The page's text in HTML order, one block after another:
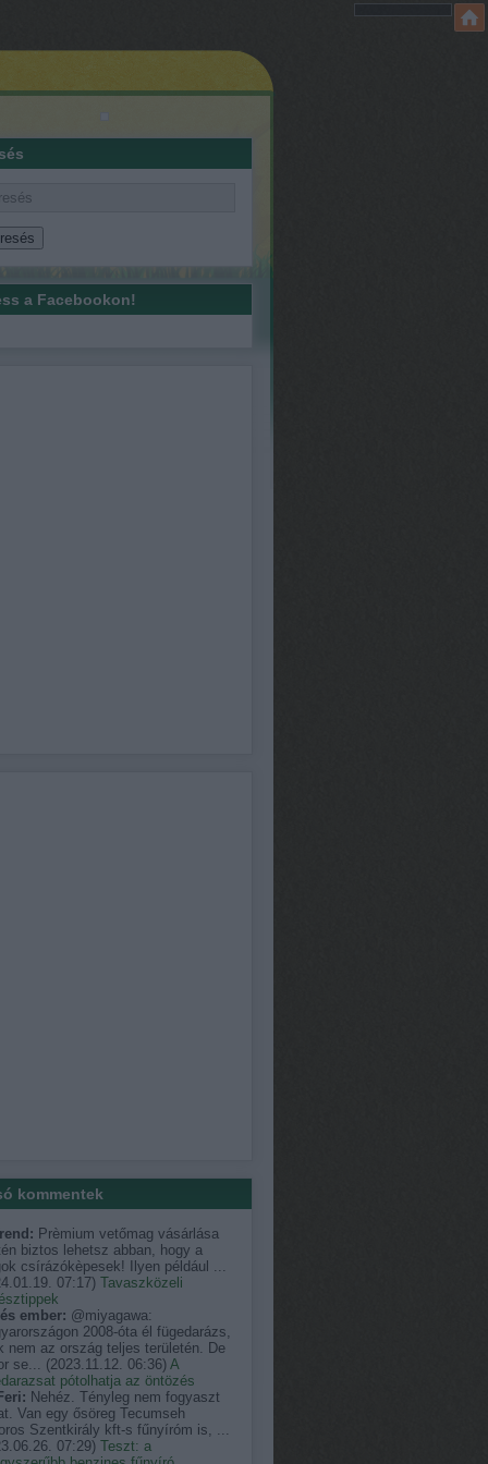
a Facebookon!
kommentek
Prèmium vetőmag vásárlása
biztos lehetsz abban, hogy a
csírázókèpesek! Ilyen például ...
07:17) Tavaszközeli
ember: @miyagawa:
2008-óta él fügedarázs,
nem az ország teljes területén. De
se... (2023.11.12. 06:36) A
pótolhatja az öntözés
Nehéz. Tényleg nem fogyaszt
Van egy ősöreg Tecumseh
Szentkirály kft-s fűnyíróm is, ...
07:29) Teszt: a